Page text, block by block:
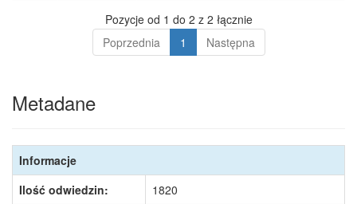
Pozycje od 1 do 2 z 2 łącznie
Poprzednia
1 Następna
Metadane
Informacje
Ilość odwiedzin:
1820